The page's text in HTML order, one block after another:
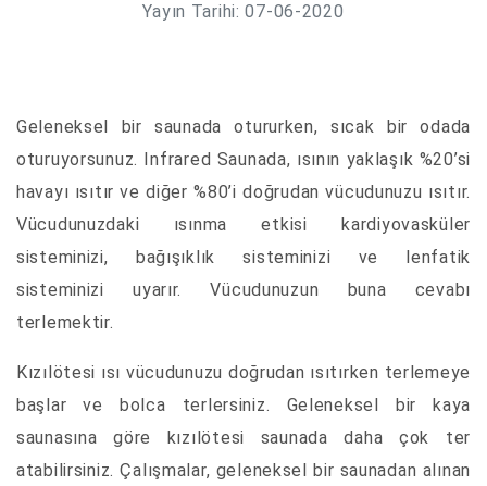
Yayın Tarihi: 07-06-2020
Geleneksel bir saunada otururken, sıcak bir odada
oturuyorsunuz. Infrared Saunada, ısının yaklaşık %20’si
havayı ısıtır ve diğer %80’i doğrudan vücudunuzu ısıtır.
Vücudunuzdaki ısınma etkisi kardiyovasküler
sisteminizi, bağışıklık sisteminizi ve lenfatik
sisteminizi uyarır. Vücudunuzun buna cevabı
terlemektir.
Kızılötesi ısı vücudunuzu doğrudan ısıtırken terlemeye
başlar ve bolca terlersiniz. Geleneksel bir kaya
saunasına göre kızılötesi saunada daha çok ter
atabilirsiniz. Çalışmalar, geleneksel bir saunadan alınan